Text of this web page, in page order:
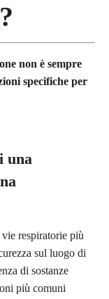
non è sempre
specifiche per
una
respiratorie più
sul luogo di
di sostanze
più comuni